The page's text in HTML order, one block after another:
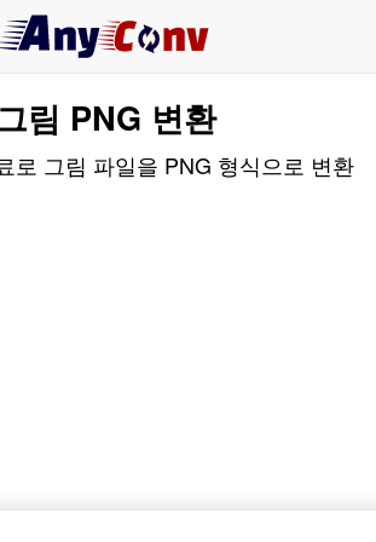
림 PNG 변환
로 그림 파일을 PNG 형식으로 변환